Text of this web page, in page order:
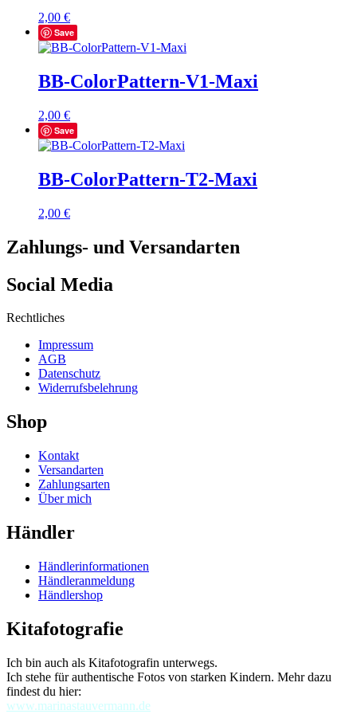
2,00 €
Save
BB-ColorPattern-V1-Maxi
2,00 €
Save
BB-ColorPattern-T2-Maxi
2,00 €
Zahlungs- und Versandarten
Social Media
Rechtliches
Impressum
AGB
Datenschutz
Widerrufsbelehrung
Shop
Kontakt
Versandarten
Zahlungsarten
Über mich
Händler
Händlerinformationen
Händleranmeldung
Händlershop
Kitafotografie
Ich bin auch als Kitafotografin unterwegs.
Ich stehe für authentische Fotos von starken Kindern. Mehr dazu
findest du hier:
www.marinastauvermann.de